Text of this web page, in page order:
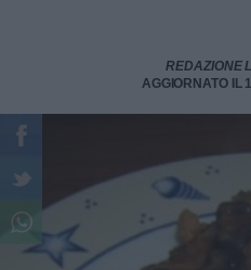
REDAZIONE
AGGIORNATO IL